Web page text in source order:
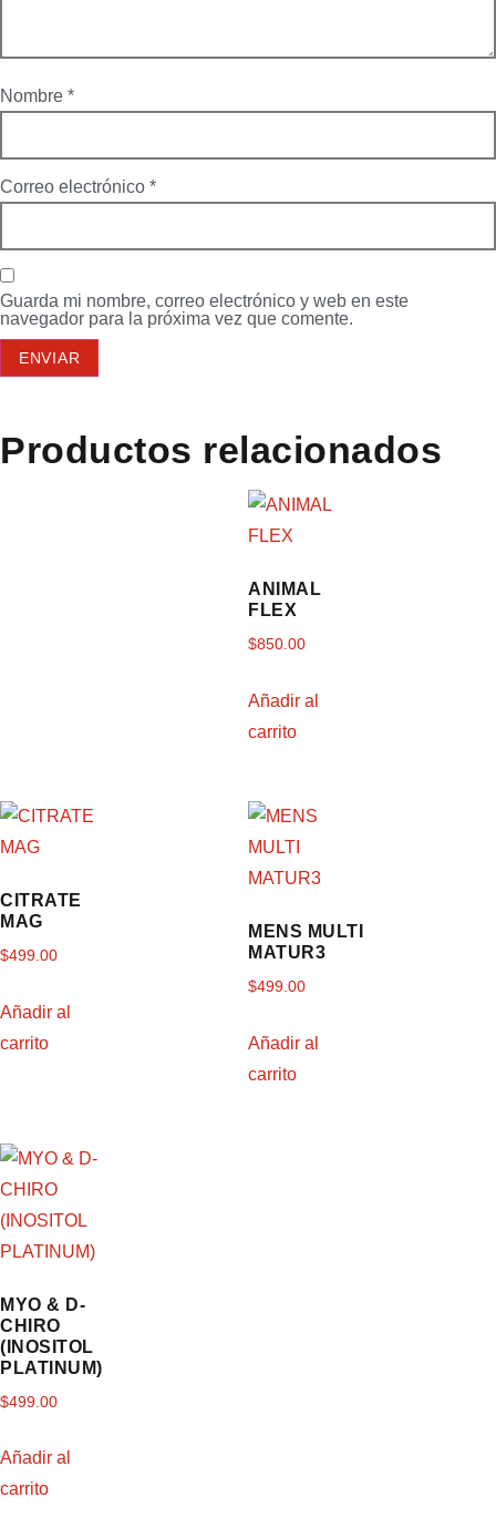
Nombre *
Correo electrónico *
Guarda mi nombre, correo electrónico y web en este
navegador para la próxima vez que comente.
Productos relacionados
ANIMAL
FLEX
$850.00
Añadir al
carrito
CITRATE
MAG
$499.00
Añadir al
carrito
MENS MULTI
MATUR3
$499.00
Añadir al
carrito
MYO & D-
CHIRO
(INOSITOL
PLATINUM)
$499.00
Añadir al
carrito